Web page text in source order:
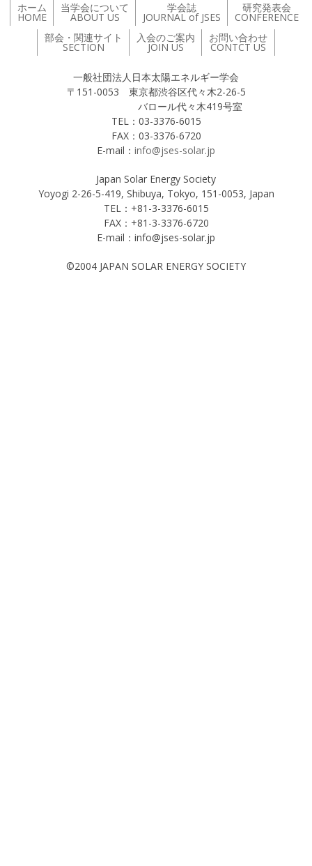
ホーム
HOME
当学会について
ABOUT US
学会誌
JOURNAL of JSES
研究発表会
CONFERENCE
部会・関連サイト
SECTION
入会のご案内
JOIN US
お問い合わせ
CONTCT US
一般社団法人日本太陽エネルギー学会
〒151-0053 東京都渋谷区代々木2-26-5
バロール代々木419号室
TEL：03-3376-6015
FAX：03-3376-6720
E-mail： info@jses-solar.jp
Japan Solar Energy Society
Yoyogi 2-26-5-419, Shibuya, Tokyo, 151-0053, Japan
TEL：+81-3-3376-6015
FAX：+81-3-3376-6720
E-mail：info@jses-solar.jp
©2004 JAPAN SOLAR ENERGY SOCIETY